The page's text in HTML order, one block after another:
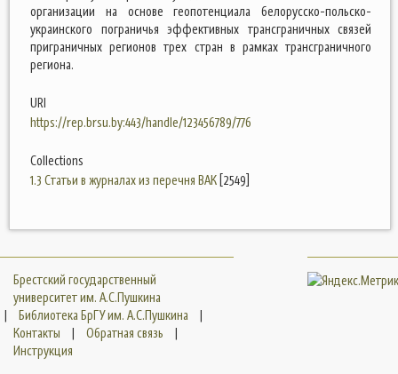
организации на основе геопотенциала белорусско-польско-
украинского пограничья эффективных трансграничных связей
приграничных регионов трех стран в рамках трансграничного
региона.
URI
https://rep.brsu.by:443/handle/123456789/776
Collections
1.3 Статьи в журналах из перечня ВАК [2549]
Брестский государственный
университет им. А.С.Пушкина
|
Библиотека БрГУ им. А.С.Пушкина
|
Контакты
| Обратная связь
|
Инструкция